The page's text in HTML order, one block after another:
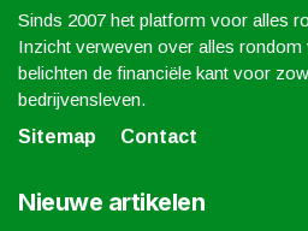
Sinds 2007 het platform voor alles
Inzicht verweven over alles rondom
belichten de financiële kant voor
bedrijvensleven.
Sitemap
Contact
Nieuwe artikelen